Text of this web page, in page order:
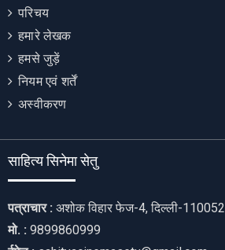
परिचय
हमारे लेखक
हमसे जुड़ें
नियम एवं शर्तें
अस्वीकरण
साहित्य सिनेमा सेतु
पत्राचार : अशोक विहार फेज-4, दिल्ली-110052
मो. : 9899860999